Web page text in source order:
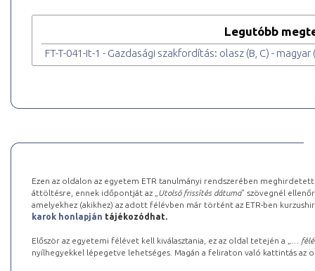
Legutóbb
FT-T-041-It-1 - Gazdasági szakfordítás: olasz (B, C) - magyar
Ezen az oldalon az egyetem ETR tanulmányi rendszerében
áttöltésre, ennek időpontját az „ Utolsó frissítés dátuma” szövegnél
amelyekhez (akikhez) az adott félévben már történt az ETR-ben
karok honlapján tájékozódhat.
Először az egyetemi félévet kell kiválasztania, ez az oldal tetején a „
…
nyílhegyekkel lépegetve lehetséges. Magán a feliraton való kattintás az